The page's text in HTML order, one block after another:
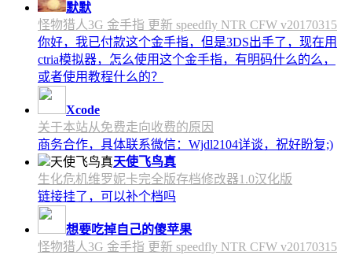
默默
怪物猎人3G 金手指 更新 speedfly NTR CFW v20170315
你好，我已付款这个金手指，但是3DS出手了，现在用
ctria模拟器，怎么使用这个金手指，有明码什么的么，
或者使用教程什么的？
Xcode
关于本站从免费走向收费的原因
商务合作，具体联系微信：Wjdl2104详谈，祝好盼复;)
天使飞鸟真
生化危机维罗妮卡完全版存档修改器1.0汉化版
链接挂了，可以补个档吗
想要吃掉自己的傻苹果
怪物猎人3G 金手指 更新 speedfly NTR CFW v20170315